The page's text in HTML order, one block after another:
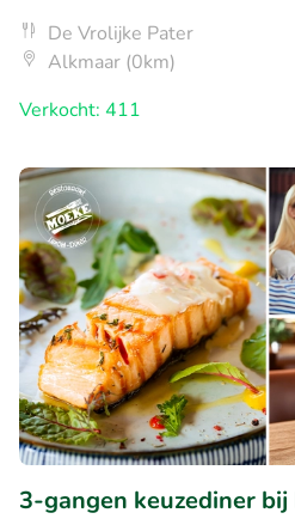
De Vrolijke Pater
Alkmaar (0km)
Verkocht: 411
3-gangen keuzediner bij